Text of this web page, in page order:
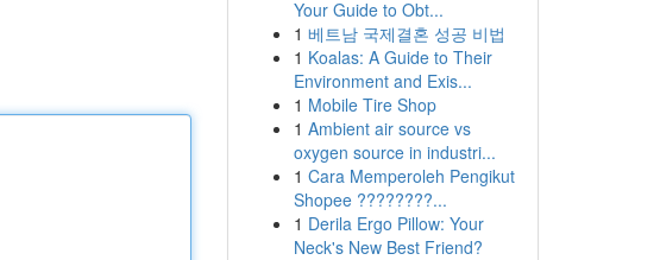
Your Guide to Obt...
1 베트남 국제결혼 성공 비법
1 Koalas: A Guide to Their
Environment and Exis...
1 Mobile Tire Shop
1 Ambient air source vs
oxygen source in industri...
1 Cara Memperoleh Pengikut
Shopee ????????...
1 Derila Ergo Pillow: Your
Neck's New Best Friend?